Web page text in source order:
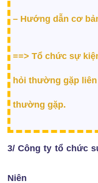
– Hướng dẫn cơ
==>Tổ chức sự
hỏi thường gặp
thường gặp.
3/ Công ty tổ chức
Niên